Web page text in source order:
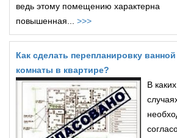
ведь этому помещению характерна
повышенная... >>>
Как сделать перепланировку ванной
комнаты в квартире?
В каких